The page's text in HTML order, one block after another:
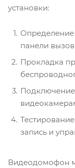
установки:
Определение
панели
Прокладка
Подключение
запись и
Видеодомофон